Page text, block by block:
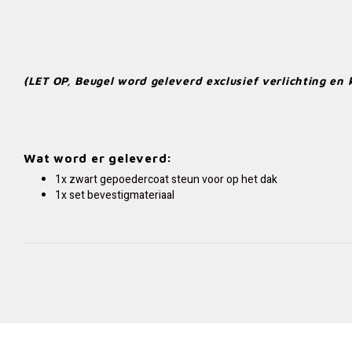
(LET OP, Beugel word geleverd exclusief verlichting en
Wat word er geleverd:
1x zwart gepoedercoat steun voor op het dak
1x set bevestigmateriaal